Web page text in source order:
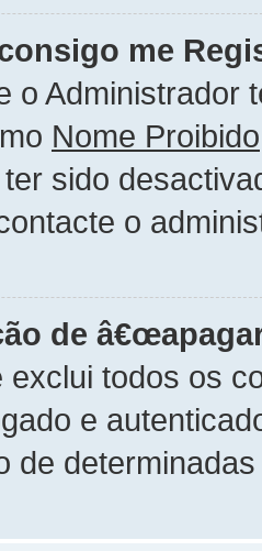
me
o Administrador
Nome Proibido
sido
o
de
exclui todos os
e
de